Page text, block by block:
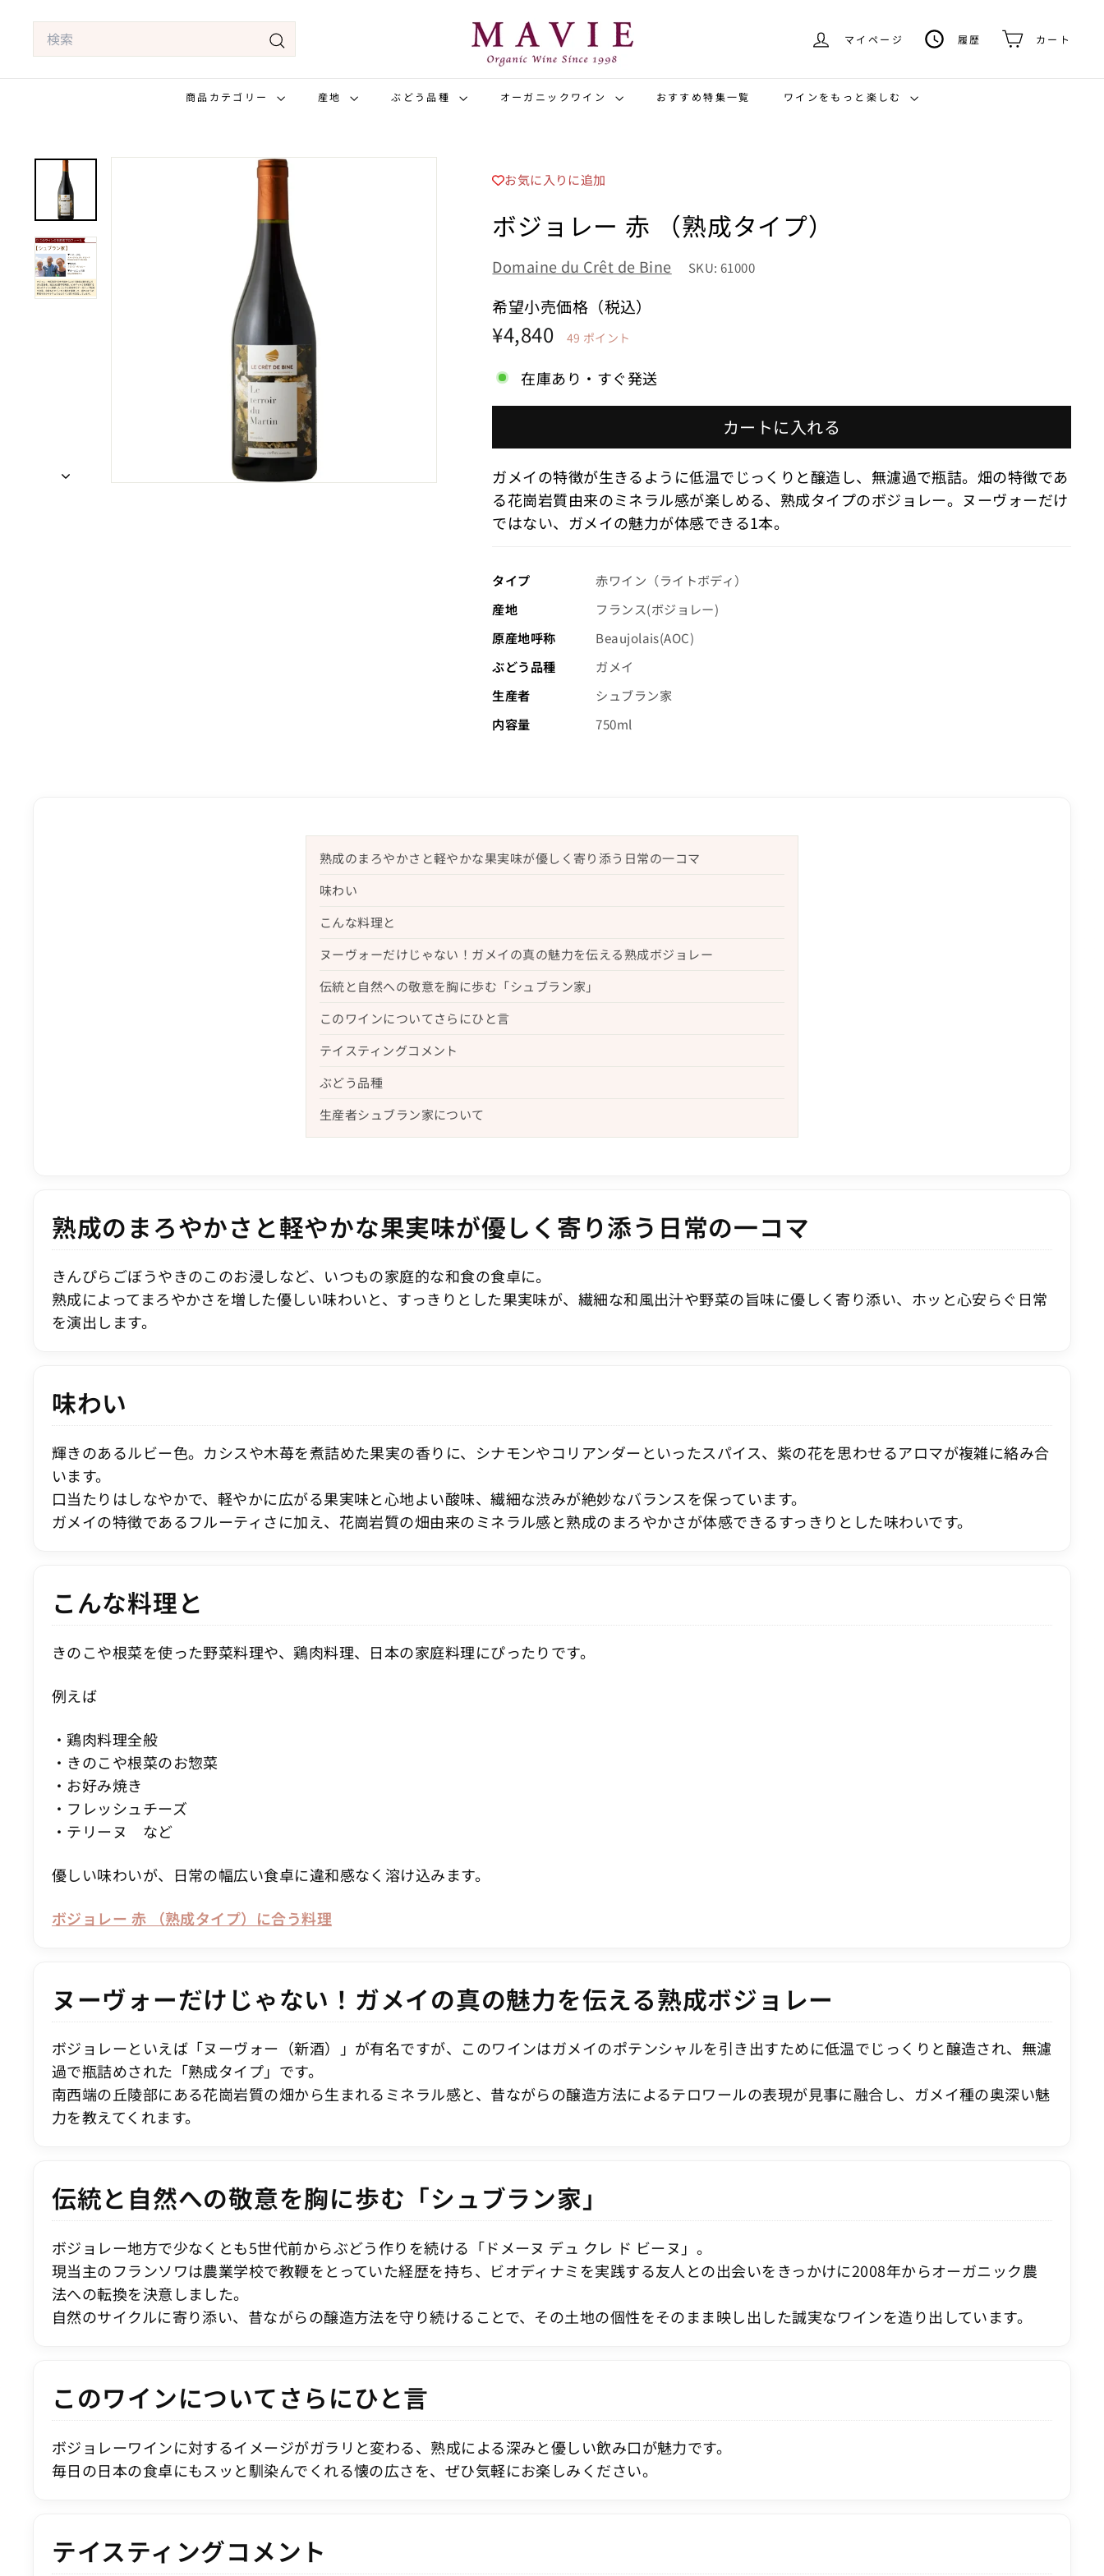
ン
Search
検
索
オ
ー
ガ
ニ
ッ
イ
ン
門
店
マ
ヴ
ィ
マイページ 履歴 カート
商品カテゴリー 産地 ぶどう品種 オーガニックワイン おすすめ特集一覧 ワインをもっと楽しむ
お気に入りに追加
ボジョレー 赤 （熟成タイプ）
Domaine du Crêt de Bine SKU: 61000
希望小売価格（税込）
希
望
価
格
（税
¥4,840 ¥4,840
49 ポイント
在庫あり・すぐ発送
カートに入れる
ガメイの特徴が生きるように低温でじっくりと醸造し、無濾過で瓶詰。畑の特徴であ
る花崗岩質由来のミネラル感が楽しめる、熟成タイプのボジョレー。ヌーヴォーだけ
ではない、ガメイの魅力が体感できる1本。
タイプ
赤ワイン（ライトボディ）
産地
フランス(ボジョレー)
原産地呼称
Beaujolais(AOC)
ぶどう品種
ガメイ
生産者
シュブラン家
内容量
750ml
熟成のまろやかさと軽やかな果実味が優しく寄り添う日常の一コマ
味わい
こんな料理と
ヌーヴォーだけじゃない！ガメイの真の魅力を伝える熟成ボジョレー
伝統と自然への敬意を胸に歩む「シュブラン家」
このワインについてさらにひと言
テイスティングコメント
ぶどう品種
生産者シュブラン家について
熟成のまろやかさと軽やかな果実味が優しく寄り添う日常の一コマ
きんぴらごぼうやきのこのお浸しなど、いつもの家庭的な和食の食卓に。
熟成によってまろやかさを増した優しい味わいと、すっきりとした果実味が、繊細な和風出汁や野菜の旨味に優しく寄り添い、ホッと心安らぐ日常
を演出します。
味わい
輝きのあるルビー色。カシスや木苺を煮詰めた果実の香りに、シナモンやコリアンダーといったスパイス、紫の花を思わせるアロマが複雑に絡み合
います。
口当たりはしなやかで、軽やかに広がる果実味と心地よい酸味、繊細な渋みが絶妙なバランスを保っています。
ガメイの特徴であるフルーティさに加え、花崗岩質の畑由来のミネラル感と熟成のまろやかさが体感できるすっきりとした味わいです。
こんな料理と
きのこや根菜を使った野菜料理や、鶏肉料理、日本の家庭料理にぴったりです。
例えば
・鶏肉料理全般
・きのこや根菜のお惣菜
・お好み焼き
・フレッシュチーズ
・テリーヌ など
優しい味わいが、日常の幅広い食卓に違和感なく溶け込みます。
ボジョレー 赤 （熟成タイプ）に合う料理
ヌーヴォーだけじゃない！ガメイの真の魅力を伝える熟成ボジョレー
ボジョレーといえば「ヌーヴォー（新酒）」が有名ですが、このワインはガメイのポテンシャルを引き出すために低温でじっくりと醸造され、無濾
過で瓶詰めされた「熟成タイプ」です。
南西端の丘陵部にある花崗岩質の畑から生まれるミネラル感と、昔ながらの醸造方法によるテロワールの表現が見事に融合し、ガメイ種の奥深い魅
力を教えてくれます。
伝統と自然への敬意を胸に歩む「シュブラン家」
ボジョレー地方で少なくとも5世代前からぶどう作りを続ける「ドメーヌ デュ クレ ド ビーヌ」。
現当主のフランソワは農業学校で教鞭をとっていた経歴を持ち、ビオディナミを実践する友人との出会いをきっかけに2008年からオーガニック農
法への転換を決意しました。
自然のサイクルに寄り添い、昔ながらの醸造方法を守り続けることで、その土地の個性をそのまま映し出した誠実なワインを造り出しています。
このワインについてさらにひと言
ボジョレーワインに対するイメージがガラリと変わる、熟成による深みと優しい飲み口が魅力です。
毎日の日本の食卓にもスッと馴染んでくれる懐の広さを、ぜひ気軽にお楽しみください。
テイスティングコメント